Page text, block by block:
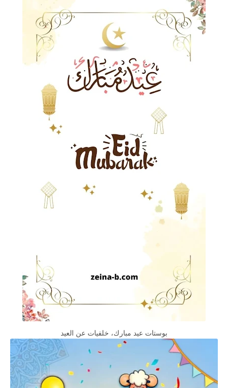
بوستات عيد مبارك، خلفيات عن العيد